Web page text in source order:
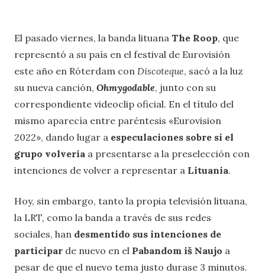
El pasado viernes, la banda lituana The Roop, que
representó a su país en el festival de Eurovisión
este año en Róterdam con Discoteque, sacó a la luz
su nueva canción, Ohmygodable, junto con su
correspondiente videoclip oficial. En el título del
mismo aparecía entre paréntesis «Eurovision
2022», dando lugar a especulaciones sobre si el
grupo volvería a presentarse a la preselección con
intenciones de volver a representar a Lituania.
Hoy, sin embargo, tanto la propia televisión lituana,
la LRT, como la banda a través de sus redes
sociales, han desmentido sus intenciones de
participar de nuevo en el Pabandom iš Naujo a
pesar de que el nuevo tema justo durase 3 minutos.